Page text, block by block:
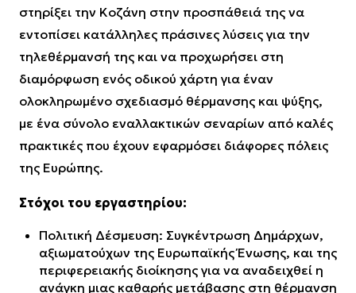
στηρίξει την Κοζάνη στην προσπάθειά της να
εντοπίσει κατάλληλες πράσινες λύσεις για την
τηλεθέρμανσή της και να προχωρήσει στη
διαμόρφωση ενός οδικού χάρτη για έναν
ολοκληρωμένο σχεδιασμό θέρμανσης και ψύξης,
με ένα σύνολο εναλλακτικών σεναρίων από καλές
πρακτικές που έχουν εφαρμόσει διάφορες πόλεις
της Ευρώπης.
Στόχοι του εργαστηρίου:
Πολιτική Δέσμευση: Συγκέντρωση Δημάρχων,
αξιωματούχων της Ευρωπαϊκής Ένωσης, και της
περιφερειακής διοίκησης για να αναδειχθεί η
ανάγκη μιας καθαρής μετάβασης στη θέρμανση